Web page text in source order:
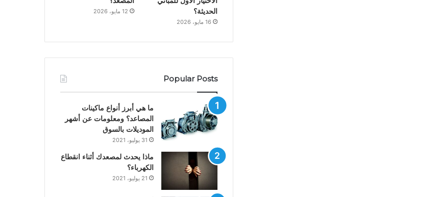
الحديثة؟
16 مايو، 2026
12 مايو، 2026
Popular Posts
ما هي أبرز أنواع ماكينات
المصاعد؟ ومعلومات عن أشهر
الموديلات بالسوق
31 يوليو، 2021
ماذا يحدث لمصعدك أثناء انقطاع
الكهرباء؟
21 يوليو، 2021